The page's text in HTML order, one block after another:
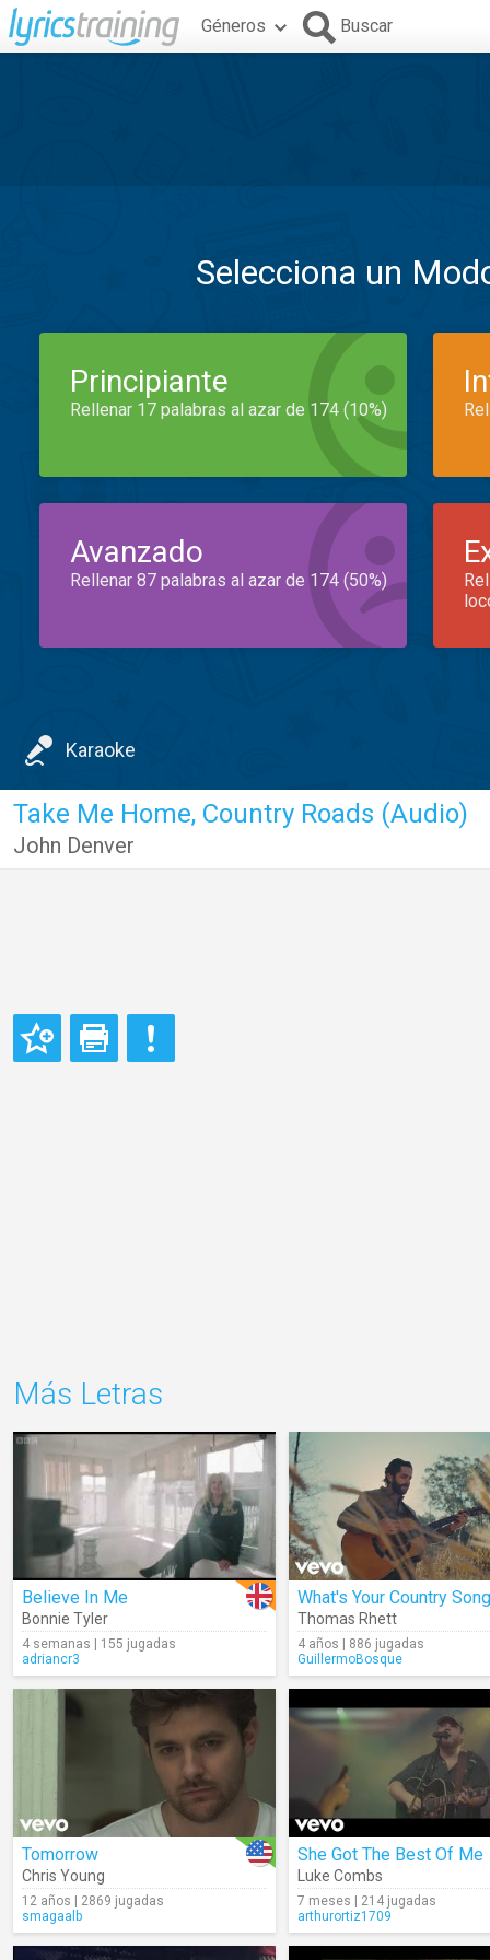
Géneros Buscar
Selecciona un
Principiante
Rellenar 17 palabras al azar de 174 (10%)
Avanzado
Rellenar 87 palabras al azar de 174 (50%)
Karaoke
Take Me Home, Country Roads (Audio)
John Denver
Más Letras
Believe In Me
Bonnie Tyler
4 semanas | 155 jugadas
adriancr3
What's Your Country Song
Thomas Rhett
4 años | 886 jugadas
GuillermoBosque
Tomorrow
Chris Young
12 años | 2869 jugadas
smagaalb
She Got The Best Of Me
Luke Combs
7 meses | 214 jugadas
arthurortiz1709